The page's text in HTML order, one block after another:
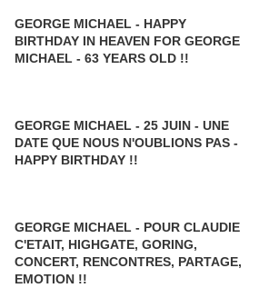
GEORGE MICHAEL - HAPPY
BIRTHDAY IN HEAVEN FOR GEORGE
MICHAEL - 63 YEARS OLD !!
GEORGE MICHAEL - 25 JUIN - UNE
DATE QUE NOUS N'OUBLIONS PAS -
HAPPY BIRTHDAY !!
GEORGE MICHAEL - POUR CLAUDIE
C'ETAIT, HIGHGATE, GORING,
CONCERT, RENCONTRES, PARTAGE,
EMOTION !!